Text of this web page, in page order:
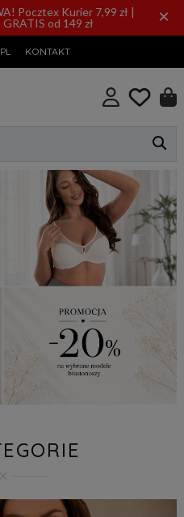
Pocztex Kurier 7,99 zł |
od 149 zł
×
KONTAKT